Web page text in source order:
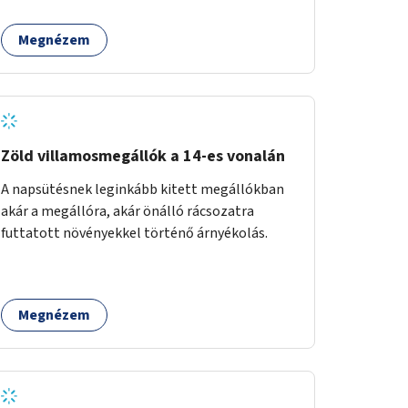
Megnézem
Zöld villamosmegállók a 14-es vonalán
A napsütésnek leginkább kitett megállókban
akár a megállóra, akár önálló rácsozatra
futtatott növényekkel történő árnyékolás.
Megnézem